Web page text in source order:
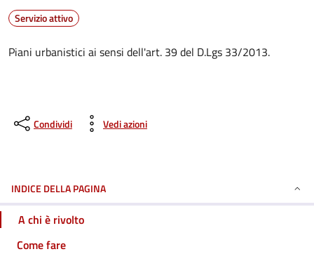
Servizio attivo
Piani urbanistici ai sensi dell'art. 39 del D.Lgs 33/2013.
Condividi Vedi azioni
INDICE DELLA PAGINA
A chi è rivolto
Come fare